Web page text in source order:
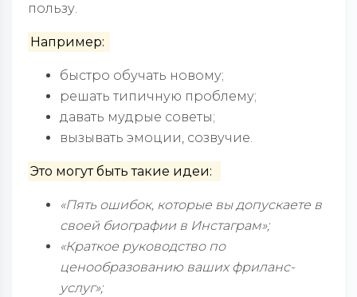
пользу.
Например:
быстро обучать новому;
решать типичную проблему;
давать мудрые советы;
вызывать эмоции, созвучие.
Это могут быть такие идеи:
«Пять ошибок, которые вы допускаете в
своей биографии в Инстаграм»;
«Краткое руководство по
ценообразованию ваших фриланс-
услуг»;